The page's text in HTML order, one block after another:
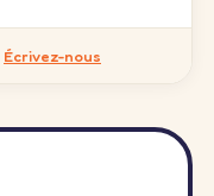
Écrivez-nous